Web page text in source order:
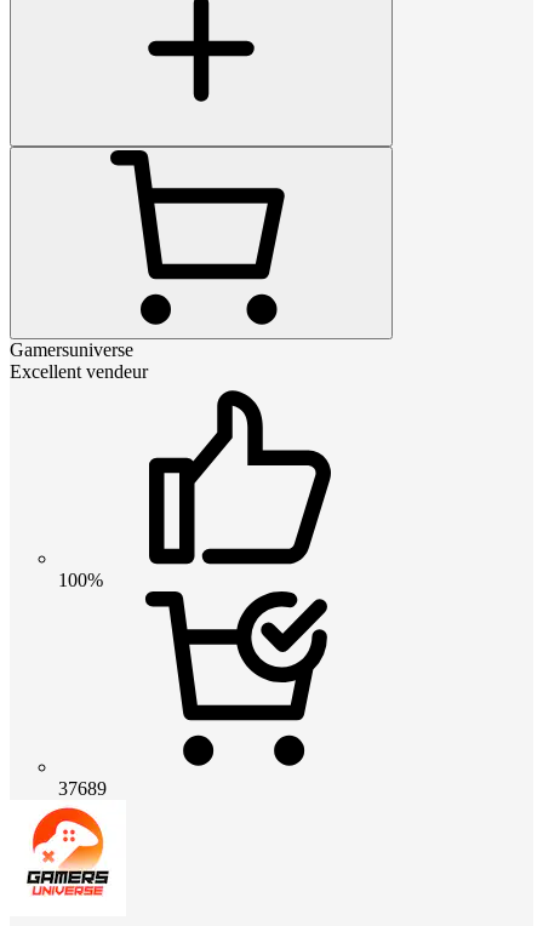
Gamersuniverse
Excellent vendeur
100%
37689